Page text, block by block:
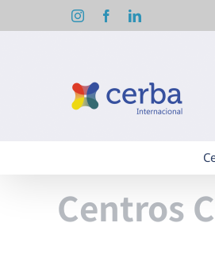
InstagramFacebookLinkedIn
Centros